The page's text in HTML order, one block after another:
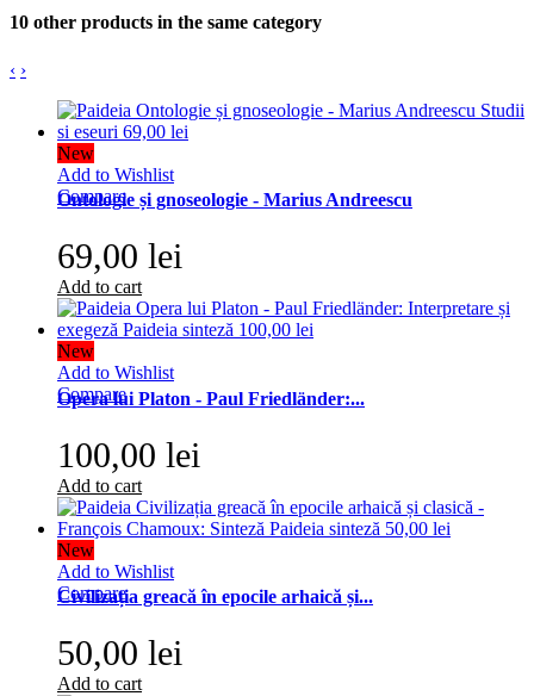
10 other products in the same category
‹ ›
New
Add to Wishlist
Compare
Ontologie și gnoseologie - Marius Andreescu
69,00 lei
Add to cart
New
Add to Wishlist
Compare
Opera lui Platon - Paul Friedländer:...
100,00 lei
Add to cart
New
Add to Wishlist
Compare
Civilizația greacă în epocile arhaică și...
50,00 lei
Add to cart